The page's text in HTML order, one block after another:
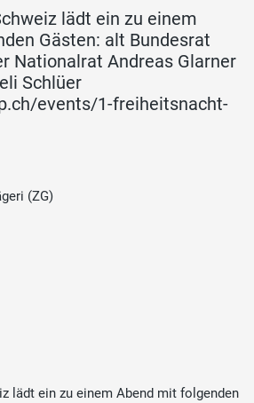
lädt ein zu einem
Gästen: alt Bundesrat
Nationalrat Andreas Glarner
Schlüer
events/1-freiheitsnacht-
(ZG)
lädt ein zu einem Abend mit folgenden